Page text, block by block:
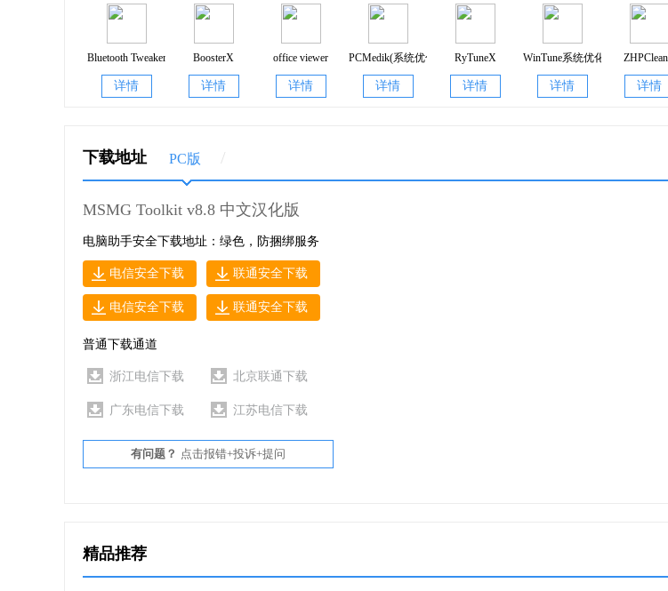
1、从 DVD 驱动器复制源 DVD 文件
2、从 ISO 映像提取源 DVD 文件
4、转换 Windows 应用商店 ESD 映像为 WIM 映像
6、转换 Windows ESD 映像为 WIM 映像
7、转换 Windows WIM 映像为 ESD 映像
8、转换源 WIM 版本
9、集成 Windows 更新
10、集成 Windows 安装媒介更新
11、集成 Windows 语言包
13、集成 Microsoft .net framework 3.5
Bluetooth Tweaker(win10蓝牙优化工具)
详情
BoosterX
2.0.7.0
详情
office viewer
详情
PCMedik(系统优化工具)
详情
RyTuneX
1.0
详情
WinTune系统优化工具
1.0
详情 详情
下载地址 PC版 /
MSMG Toolkit v8.8 中文汉化版
电脑助手安全下载地址：绿色，防捆绑服务
电信安全下载 联通安全下载
电信安全下载 联通安全下载
普通下载通道
浙江电信下载 北京联通下载
广东电信下载 江苏电信下载
有问题？ 点击报错+投诉+提问
精品推荐